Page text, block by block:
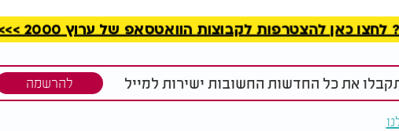
הסתלקותו, ממשיכה דמותו של החתם סופר להאיר את דרכה של היהדות
בבתי המדרש, והנהגותיו משמשות כמגדלור לדורות הבאים.
אמן.
כאן להצטרפות לקבוצות הוואטסאפ של ערוץ 2000 >>>
את כל החדשות החשובות ישירות למייל להרשמה